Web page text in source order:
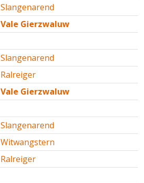
Slangenarend
Vale Gierzwaluw
Slangenarend
Ralreiger
Vale Gierzwaluw
Slangenarend
Witwangstern
Ralreiger